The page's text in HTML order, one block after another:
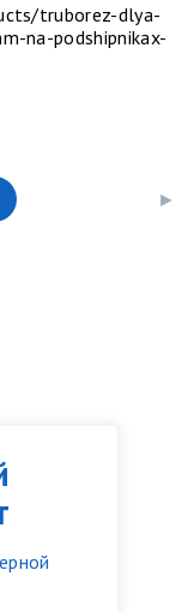
truborez-dlya-
na-podshipnikax-